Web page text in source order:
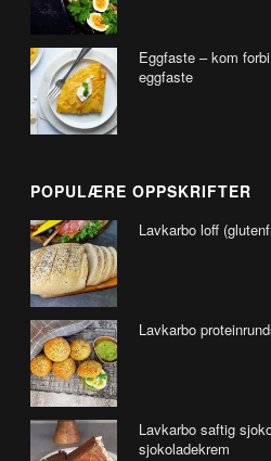
Eggfaste – kom
eggfaste
POPULÆRE OPPSKRIFTER
Lavkarbo loff
Lavkarbo
Lavkarbo saftig
sjokoladekrem